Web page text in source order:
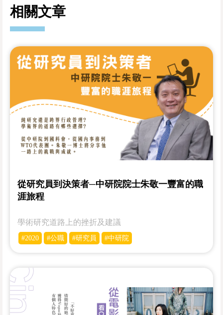
相關文章
從研究員到決策者─中研院院士朱敬一豐富的職
涯旅程
學術研究道路上的挫折及建議
#2020 #公職 #研究員 #中研院